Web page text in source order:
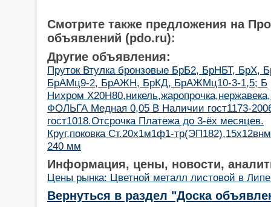
Смотрите также предложения на
объявлений (pdo.ru):
Другие объявления:
Пруток Втулка бронзовые БрБ2, БрНБТ, БрХ,
БрАМц9-2, БрАЖН, БрКД, БрАЖМц10-3-1,5; Б
Нихром
ФОЛЬГА Медная 0,05 В Наличии гост1173-
гост1018.Отсрочка Платежа до 3-ёх месяцев.
Круг,поковка Ст.20х1м1ф1-
240 мм
Информация, цены, новости,
Цены рынка: Цветной металл листовой в
Вернуться в раздел "Доска